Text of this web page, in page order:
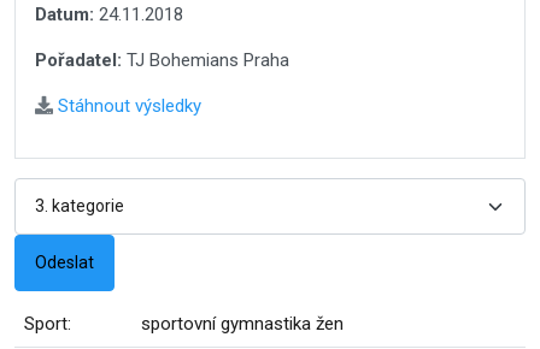
Datum: 24.11.2018
Pořadatel: TJ Bohemians Praha
Stáhnout výsledky
Sport: sportovní gymnastika žen